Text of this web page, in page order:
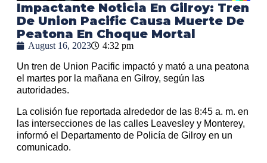
Impactante Noticia En Gilroy: Tren
De Union Pacific Causa Muerte De
Peatona En Choque Mortal
August 16, 2023 4:32 pm
Un tren de Union Pacific impactó y mató a una peatona
el martes por la mañana en Gilroy, según las
autoridades.
La colisión fue reportada alrededor de las 8:45 a. m. en
las intersecciones de las calles Leavesley y Monterey,
informó el Departamento de Policía de Gilroy en un
comunicado.